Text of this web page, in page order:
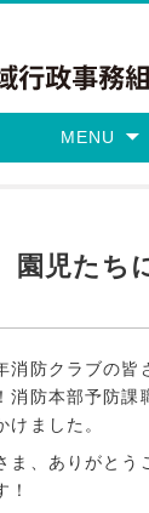
MENU
児たち
消防クラブの皆
消防本部予防課
けました。
ま、ありがとう